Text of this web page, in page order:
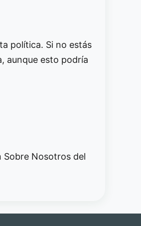
política. Si no estás
aunque esto podría
Sobre Nosotros del